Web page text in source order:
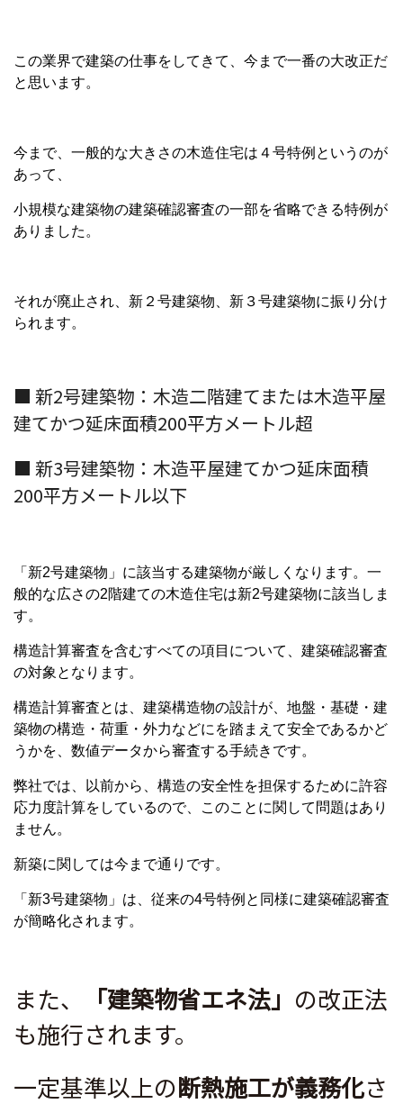
この業界で建築の仕事をしてきて、今まで一番の大改正だ
と思います。
今まで、一般的な大きさの木造住宅は４号特例というのが
あって、
小規模な建築物の建築確認審査の一部を省略できる特例が
ありました。
それが廃止され、新２号建築物、新３号建築物に振り分け
られます。
■ 新2号建築物：木造二階建てまたは木造平屋
建てかつ延床面積200平方メートル超
■ 新3号建築物：木造平屋建てかつ延床面積
200平方メートル以下
「新2号建築物」に該当する建築物が厳しくなります。一
般的な広さの2階建ての木造住宅は新2号建築物に該当しま
す。
構造計算審査を含むすべての項目について、建築確認審査
の対象となります。
構造計算審査とは、建築構造物の設計が、地盤・基礎・建
築物の構造・荷重・外力などにを踏まえて安全であるかど
うかを、数値データから審査する手続きです。
弊社では、以前から、構造の安全性を担保するために許容
応力度計算をしているので、このことに関して問題はあり
ません。
新築に関しては今まで通りです。
「新3号建築物」は、従来の4号特例と同様に建築確認審査
が簡略化されます。
また、 「建築物省エネ法」 の改正法
も施行されます。
一定基準以上の断熱施工が義務化さ